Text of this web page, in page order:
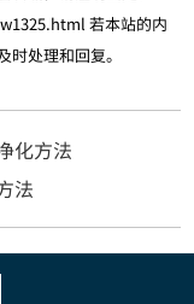
若本站的内
处理和回复。
化方法
法